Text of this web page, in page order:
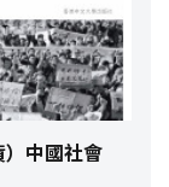
）中國社會